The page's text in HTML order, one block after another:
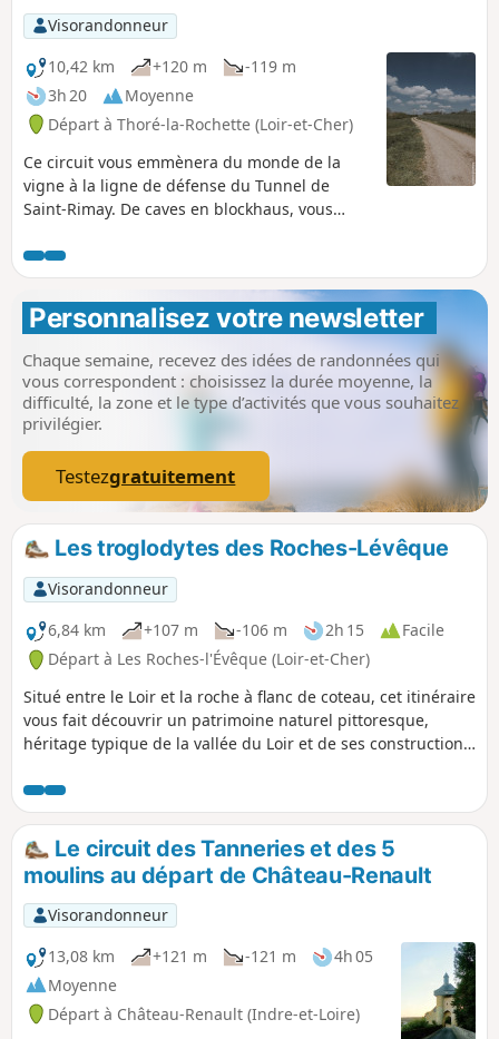
Visorandonneur
10,42 km
+120 m
-119 m
3h 20
Moyenne
Départ à Thoré-la-Rochette (Loir-et-Cher)
Ce circuit vous emmènera du monde de la
vigne à la ligne de défense du Tunnel de
Saint-Rimay. De caves en blockhaus, vous
chantiers de restauration menés par
l'association Résurgence. Une belle vue sur la
vallée du Loir vous accompagnera sur une
grande partie de votre parcours.
Personnalisez votre newsletter
Chaque semaine, recevez des idées de randonnées qui
vous correspondent : choisissez la durée moyenne, la
difficulté, la zone et le type d’activités que vous souhaitez
privilégier.
Testezgratuitement
Les troglodytes des Roches-Lévêque
Visorandonneur
6,84 km
+107 m -106 m 2h 15
Facile
Départ à Les Roches-l'Évêque (Loir-et-Cher)
Situé entre le Loir et la roche à flanc de coteau, cet itinéraire
vous fait découvrir un patrimoine naturel pittoresque,
héritage typique de la vallée du Loir et de ses constructions
Le circuit des Tanneries et des 5
moulins au départ de Château-Renault
Visorandonneur
13,08 km
+121 m -121 m
4h 05
Moyenne
Départ à Château-Renault (Indre-et-Loire)